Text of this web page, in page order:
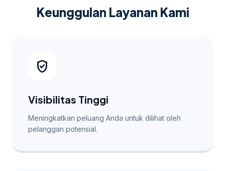
Keunggulan Layanan Kami
verified_user
Visibilitas Tinggi
Meningkatkan peluang Anda untuk dilihat oleh
pelanggan potensial.